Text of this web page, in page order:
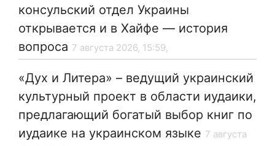
консульский отдел Украины
открывается и в Хайфе — история
вопроса 7 августа 2026, 15:59,
«Дух и Литера» – ведущий украинский
культурный проект в области иудаики,
предлагающий богатый выбор книг по
иудаике на украинском языке 7 августа